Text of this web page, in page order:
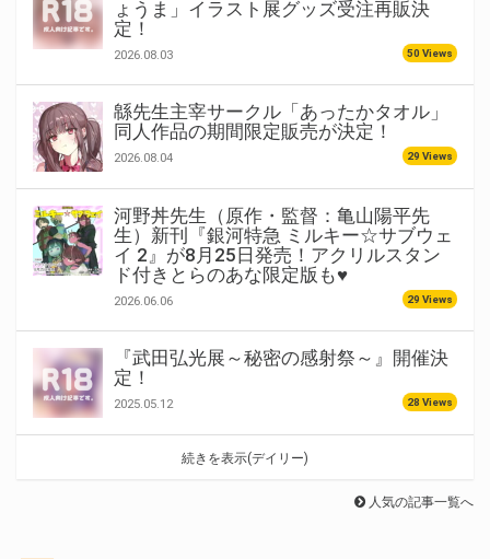
ょうま」イラスト展グッズ受注再販決
定！
2026.08.03 50 Views
緜先生主宰サークル「あったかタオル」
同人作品の期間限定販売が決定！
2026.08.04 29 Views
河野丼先生（原作・監督：亀山陽平先
生）新刊『銀河特急 ミルキー☆サブウェ
イ 2』が8月25日発売！アクリルスタン
ド付きとらのあな限定版も♥
2026.06.06 29 Views
『武田弘光展～秘密の感射祭～』開催決
定！
2025.05.12 28 Views
続きを表示(デイリー)
人気の記事一覧へ